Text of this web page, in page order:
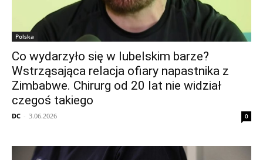
Polska
Co wydarzyło się w lubelskim barze?
Wstrząsająca relacja ofiary napastnika z
Zimbabwe. Chirurg od 20 lat nie widział
czegoś takiego
DC - 3.06.2026 0